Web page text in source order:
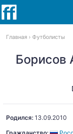
Главная Футболисты
Борисов
Родился: 13.09.2010